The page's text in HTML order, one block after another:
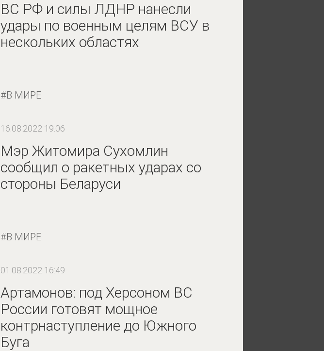
ВС РФ и силы ЛДНР нанесли
удары по военным целям ВСУ в
нескольких областях
В МИРЕ
16.08.2022 19:06
Мэр Житомира Сухомлин
сообщил о ракетных ударах со
стороны Беларуси
В МИРЕ
01.08.2022 16:49
Артамонов: под Херсоном ВС
России готовят мощное
контрнаступление до Южного
Буга